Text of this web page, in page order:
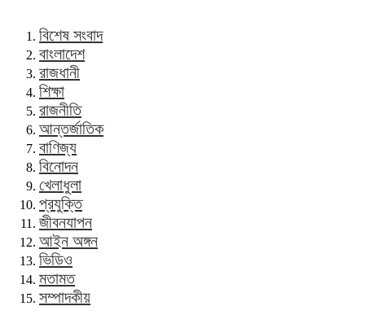
বিশেষ সংবাদ
বাংলাদেশ
রাজধানী
শিক্ষা
রাজনীতি
আন্তর্জাতিক
বাণিজ্য
বিনোদন
খেলাধুলা
প্রযুক্তি
জীবনযাপন
আইন অঙ্গন
ভিডিও
মতামত
সম্পাদকীয়